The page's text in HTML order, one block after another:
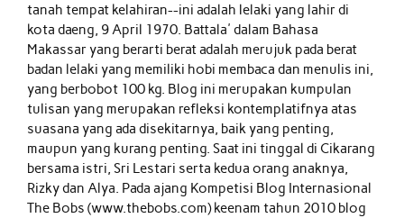
tanah tempat kelahiran--ini adalah lelaki yang lahir di
kota daeng, 9 April 1970. Battala' dalam Bahasa
Makassar yang berarti berat adalah merujuk pada berat
badan lelaki yang memiliki hobi membaca dan menulis ini,
yang berbobot 100 kg. Blog ini merupakan kumpulan
tulisan yang merupakan refleksi kontemplatifnya atas
suasana yang ada disekitarnya, baik yang penting,
maupun yang kurang penting. Saat ini tinggal di Cikarang
bersama istri, Sri Lestari serta kedua orang anaknya,
Rizky dan Alya. Pada ajang Kompetisi Blog Internasional
The Bobs (www.thebobs.com) keenam tahun 2010 blog